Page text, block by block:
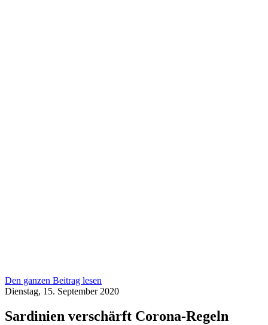
Den ganzen Beitrag lesen
Dienstag, 15. September 2020
Sardinien verschärft Corona-Regeln